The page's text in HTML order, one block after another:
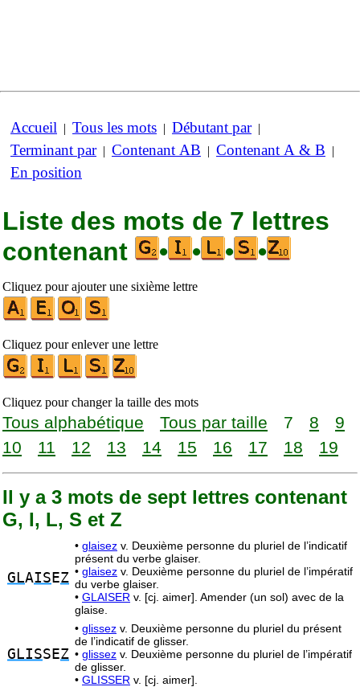
Accueil | Tous les mots | Débutant par|
Terminant par| Contenant AB | Contenant A & B |
En position
Liste des mots de 7 lettres
contenant
• • • •
Cliquez pour ajouter une sixième lettre
Cliquez pour enlever une lettre
Cliquez pour changer la taille des mots
Tous alphabétique Tous par taille 7 8
9
10
11 12 13 14 15 16 17 18 19
Il y a 3 mots de sept lettres contenant
G, I, L, S et Z
GLAIS EZ
• glaisez v. Deuxième personne du pluriel de l’indicatif
présent du verbe glaiser.
• glaisez v. Deuxième personne du pluriel de l’impératif
du verbe glaiser.
• GLAISER v. [cj. aimer]. Amender (un sol) avec de la
glaise.
GLISSEZ
• glissez v. Deuxième personne du pluriel du présent
de l’indicatif de glisser.
• glissez v. Deuxième personne du pluriel de l’impératif
de glisser.
• GLISSER v. [cj. aimer].